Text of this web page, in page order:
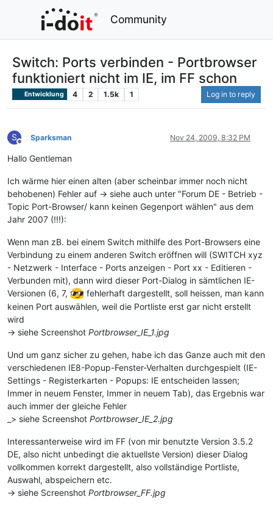
Community
Switch: Ports verbinden - Portbrowser
funktioniert nicht im IE, im FF schon
Entwicklung 4 2 1.5k 1 Log in to reply
S
Offline
Sparksman Nov 24, 2009, 8:32 PM
Hallo Gentleman
Ich wärme hier einen alten (aber scheinbar immer noch nicht
behobenen) Fehler auf -> siehe auch unter "Forum DE - Betrieb -
Topic Port-Browser/ kann keinen Gegenport wählen" aus dem
Jahr 2007 (!!!):
Wenn man zB. bei einem Switch mithilfe des Port-Browsers eine
Verbindung zu einem anderen Switch eröffnen will (SWITCH xyz
- Netzwerk - Interface - Ports anzeigen - Port xx - Editieren -
Verbunden mit), dann wird dieser Port-Dialog in sämtlichen IE-
Versionen (6, 7,
fehlerhaft dargestellt, soll heissen, man kann
keinen Port auswählen, weil die Portliste erst gar nicht erstellt
wird
-> siehe Screenshot Portbrowser_IE_1.jpg
Und um ganz sicher zu gehen, habe ich das Ganze auch mit den
verschiedenen IE8-Popup-Fenster-Verhalten durchgespielt (IE-
Settings - Registerkarten - Popups: IE entscheiden lassen;
Immer in neuem Fenster, Immer in neuem Tab), das Ergebnis war
auch immer der gleiche Fehler
_> siehe Screenshot Portbrowser_IE_2.jpg
Interessanterweise wird im FF (von mir benutzte Version 3.5.2
DE, also nicht unbedingt die aktuellste Version) dieser Dialog
vollkommen korrekt dargestellt, also vollständige Portliste,
Auswahl, abspeichern etc.
-> siehe Screenshot Portbrowser_FF.jpg